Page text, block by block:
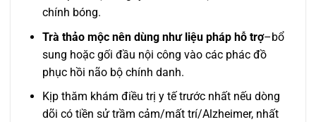
chính bóng.
Trà thảo mộc nên dùng như liệu pháp hỗ trợ–bổ
sung hoặc gối đầu nội công vào các phác đồ
phục hồi não bộ chính danh.
Kịp thăm khám điều trị y tế trước nhất nếu dòng
dõi có tiền sử trầm cảm/mất trí/Alzheimer, nhất